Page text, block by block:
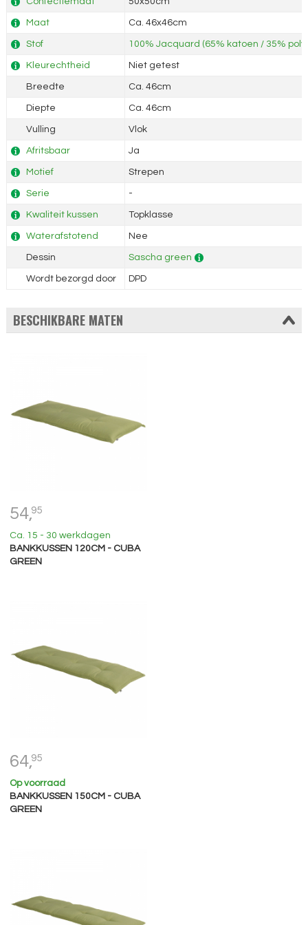
Maat Ca. 46x46cm
Stof 100% Jacquard (65% katoen / 35%
Kleurechtheid Niet getest
Breedte Ca. 46cm
Diepte Ca. 46cm
Vulling Vlok
Afritsbaar Ja
Motief Strepen
Serie -
Kwaliteit kussen Topklasse
Waterafstotend Nee
Dessin Sascha green
Wordt bezorgd door DPD
BESCHIKBARE MATEN
54,95
Ca. 15 - 30 werkdagen
BANKKUSSEN 120CM - CUBA
GREEN
64,95
Op voorraad
BANKKUSSEN 150CM - CUBA
GREEN